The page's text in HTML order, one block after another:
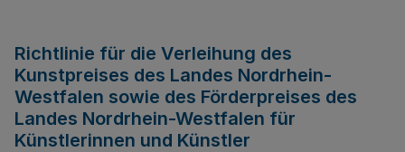
Richtlinie für die Verleihung des
Kunstpreises des Landes Nordrhein-
Westfalen sowie des Förderpreises des
Landes Nordrhein-Westfalen für
Künstlerinnen und Künstler